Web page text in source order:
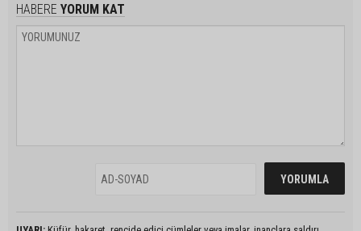
HABERE YORUM KAT